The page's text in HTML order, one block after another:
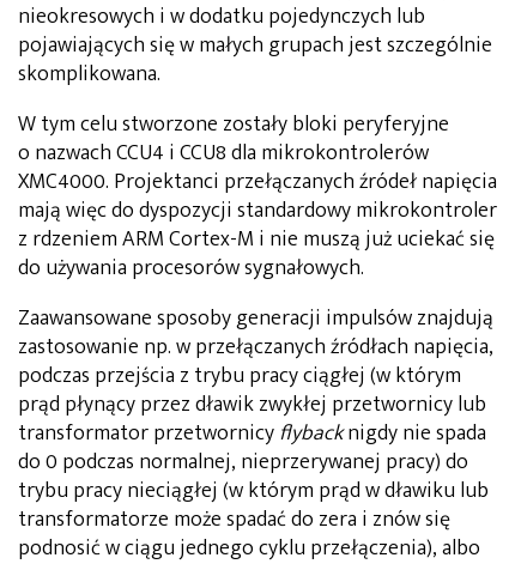
nieokresowych i w dodatku pojedynczych lub
pojawiających się w małych grupach jest szczególnie
skomplikowana.
W tym celu stworzone zostały bloki peryferyjne
o nazwach CCU4 i CCU8 dla mikrokontrolerów
XMC4000. Projektanci przełączanych źródeł napięcia
mają więc do dyspozycji standardowy mikrokontroler
z rdzeniem ARM Cortex-M i nie muszą już uciekać się
do używania procesorów sygnałowych.
Zaawansowane sposoby generacji impulsów znajdują
zastosowanie np. w przełączanych źródłach napięcia,
podczas przejścia z trybu pracy ciągłej (w którym
prąd płynący przez dławik zwykłej przetwornicy lub
transformator przetwornicyflybacknigdy nie spada
do 0 podczas normalnej, nieprzerywanej pracy) do
trybu pracy nieciągłej (w którym prąd w dławiku lub
transformatorze może spadać do zera i znów się
podnosić w ciągu jednego cyklu przełączenia), albo